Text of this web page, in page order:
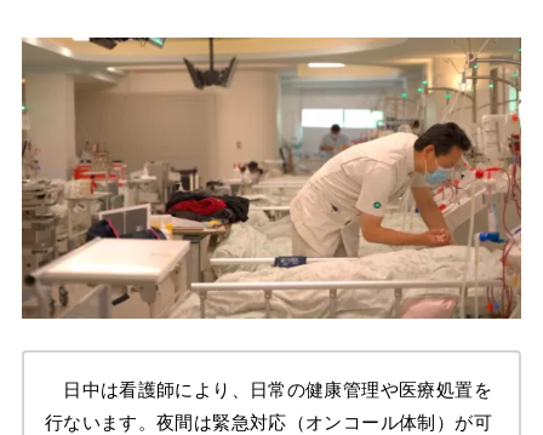
日中は看護師により、日常の健康管理や医療処置を
行ないます。夜間は緊急対応（オンコール体制）が可